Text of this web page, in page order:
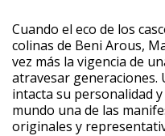
Cuando el eco de los
colinas de Beni Arous,
vez más la vigencia de
atravesar generaciones.
intacta su personalidad
mundo una de las
originales y